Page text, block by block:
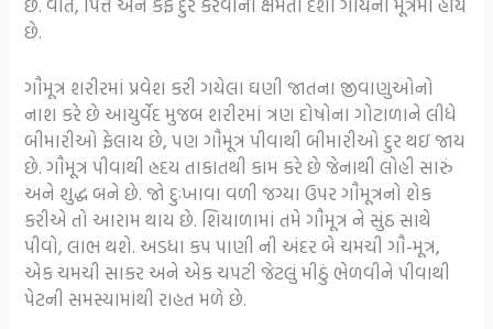
છે.
ગૌમૂત્ર શરીરમાં પ્રવેશ કરી ગયેલા ઘણી જાતના જીવાણુઓનો
નાશ કરે છે આયુર્વેદ મુજબ શરીરમાં ત્રણ દોષોના ગોટાળાને લીધે
બીમારીઓ ફેલાય છે, પણ ગૌમૂત્ર પીવાથી બીમારીઓ દુર થઇ જાય
છે. ગૌમૂત્ર પીવાથી હ્રદય તાકાતથી કામ કરે છે જેનાથી લોહી સારું
અને શુદ્ધ બને છે. જો દુઃખાવા વળી જગ્યા ઉપર ગૌમૂત્રનો શેક
કરીએ તો આરામ થાય છે. શિયાળામાં તમે ગૌમૂત્ર ને સુંઠ સાથે
પીવો, લાભ થશે. અડધા કપ પાણી ની અંદર બે ચમચી ગૌ-મૂત્ર,
એક ચમચી સાકર અને એક ચપટી જેટલું મીઠું ભેળવીને પીવાથી
પેટની સમસ્યામાંથી રાહત મળે છે.